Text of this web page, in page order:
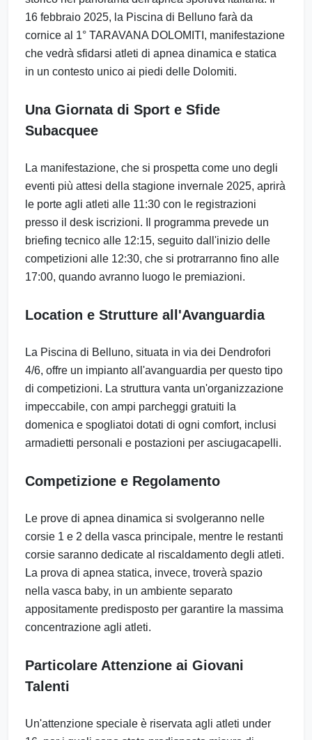
16 febbraio 2025, la Piscina di Belluno farà da
cornice al 1° TARAVANA DOLOMITI, manifestazione
che vedrà sfidarsi atleti di apnea dinamica e statica
in un contesto unico ai piedi delle Dolomiti.
Una Giornata di Sport e Sfide
Subacquee
La manifestazione, che si prospetta come uno degli
eventi più attesi della stagione invernale 2025, aprirà
le porte agli atleti alle 11:30 con le registrazioni
presso il desk iscrizioni. Il programma prevede un
briefing tecnico alle 12:15, seguito dall'inizio delle
competizioni alle 12:30, che si protrarranno fino alle
17:00, quando avranno luogo le premiazioni.
Location e Strutture all'Avanguardia
La Piscina di Belluno, situata in via dei Dendrofori
4/6, offre un impianto all'avanguardia per questo tipo
di competizioni. La struttura vanta un'organizzazione
impeccabile, con ampi parcheggi gratuiti la
domenica e spogliatoi dotati di ogni comfort, inclusi
armadietti personali e postazioni per asciugacapelli.
Competizione e Regolamento
Le prove di apnea dinamica si svolgeranno nelle
corsie 1 e 2 della vasca principale, mentre le restanti
corsie saranno dedicate al riscaldamento degli atleti.
La prova di apnea statica, invece, troverà spazio
nella vasca baby, in un ambiente separato
appositamente predisposto per garantire la massima
concentrazione agli atleti.
Particolare Attenzione ai Giovani
Talenti
Un'attenzione speciale è riservata agli atleti under